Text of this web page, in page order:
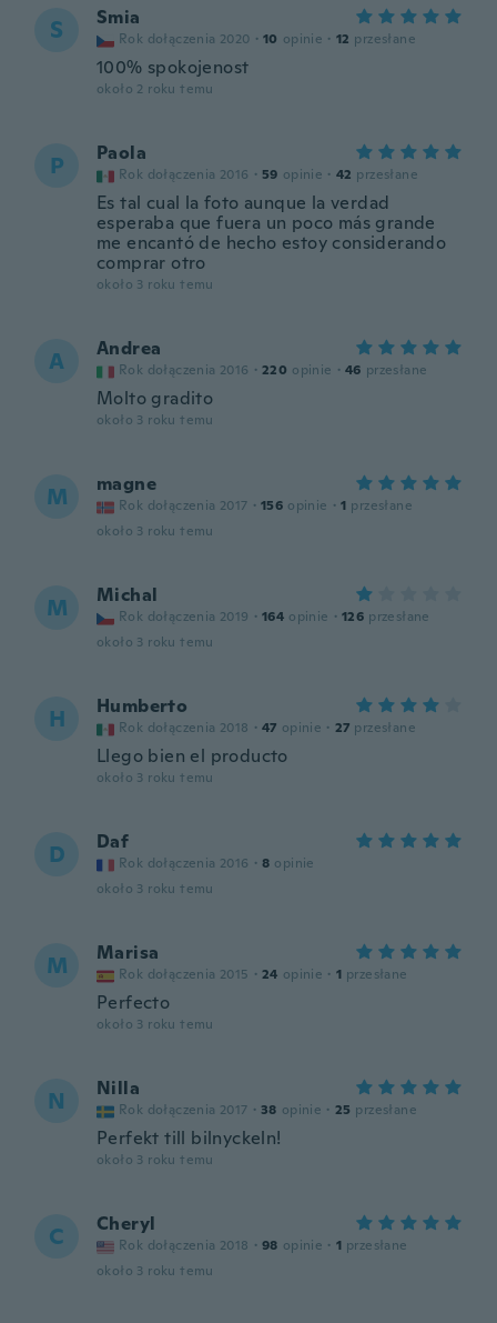
S Smia
Rok dołączenia 2020 · 10 opinie · 12 przesłane
100% spokojenost
około 2 roku temu
P Paola
Rok dołączenia 2016 · 59 opinie · 42 przesłane
Es tal cual la foto aunque la verdad
esperaba que fuera un poco más grande
me encantó de hecho estoy considerando
comprar otro
około 3 roku temu
A Andrea
Rok dołączenia 2016 · 220 opinie · 46 przesłane
Molto gradito
około 3 roku temu
M magne
Rok dołączenia 2017 · 156 opinie · 1 przesłane
około 3 roku temu
M Michal
Rok dołączenia 2019 · 164 opinie · 126 przesłane
około 3 roku temu
H Humberto
Rok dołączenia 2018 · 47 opinie · 27 przesłane
Llego bien el producto
około 3 roku temu
D Daf
Rok dołączenia 2016 · 8 opinie
około 3 roku temu
M Marisa
Rok dołączenia 2015 · 24 opinie · 1 przesłane
Perfecto
około 3 roku temu
N Nilla
Rok dołączenia 2017 · 38 opinie · 25 przesłane
Perfekt till bilnyckeln!
około 3 roku temu
C Cheryl
Rok dołączenia 2018 · 98 opinie · 1 przesłane
około 3 roku temu